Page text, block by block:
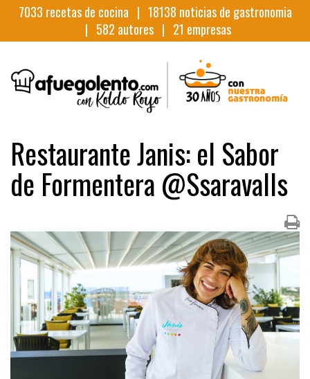
7033 recetas de cocina | 18138 noticias de gastronomia
| 582 autores | 21 empresas
Restaurante Janis: el Sabor
de Formentera @Ssaravalls